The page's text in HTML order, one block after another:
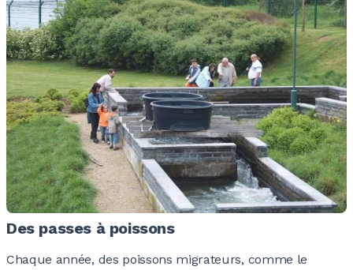
0
0
0
0
0
0
0
0
0
0
0
0
0
0
0
0
0
0
0
0
00
0
0
Des passes à poissons
Chaque année, des poissons migrateurs, comme le